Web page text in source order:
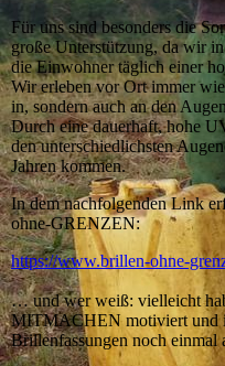
Für uns sind besonders die
große Unterstützung, da wir
die Einwohner täglich einer
Wir erleben vor Ort immer
in, sondern auch an den
Durch eine dauerhaft, hohe
den unterschiedlichsten
Jahren kommen.
In dem nachfolgenden Link
ohne-GRENZEN:
https://www.brillen-ohne-
… und wer weiß: vielleicht
MITMACHEN motiviert und
Brillenfassungen noch einmal